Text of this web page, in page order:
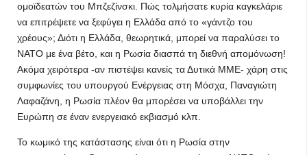
ομοϊδεατών του Μπζεζίνσκι. Πώς τολμήσατε κυρία καγκελάριε
να επιτρέψετε να ξεφύγει η Ελλάδα από το «γάντζο του
χρέους»; Διότι η Ελλάδα, θεωρητικά, μπορεί να παραλύσει το
ΝΑΤΟ με ένα βέτο, και η Ρωσία διασπά τη διεθνή απομόνωση!
Ακόμα χειρότερα -αν πιστέψει κανείς τα Δυτικά ΜΜΕ- χάρη στις
συμφωνίες του υπουργού Ενέργειας στη Μόσχα, Παναγιώτη
Λαφαζάνη, η Ρωσία πλέον θα μπορέσει να υποβάλλει την
Ευρώπη σε έναν ενεργειακό εκβιασμό κλπ.
Το κωμικό της κατάστασης είναι ότι η Ρωσία στην